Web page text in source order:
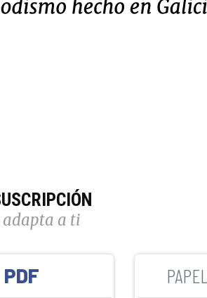
adapta a ti
PDF